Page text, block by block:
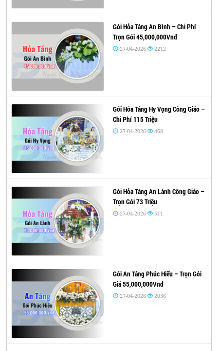
Gói Hỏa Táng An Bình – Chi Phí
Trọn Gói 45,000,000Vnđ
27-04-2026 2212
Gói Hỏa Táng Hy Vọng Công Giáo –
Chi Phí 115 Triệu
27-04-2026 468
Gói Hỏa Táng An Lành Công Giáo –
Trọn Gói 73 Triệu
27-04-2026 511
Gói An Táng Phúc Hiếu – Trọn Gói
Giá 55,000,000Vnđ
27-04-2026 2036